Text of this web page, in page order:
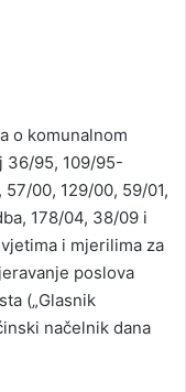
o komunalnom
36/95, 109/95-
00, 129/00, 59/01,
178/04, 38/09 i
i mjerilima za
poslova
(„Glasnik
načelnik dana